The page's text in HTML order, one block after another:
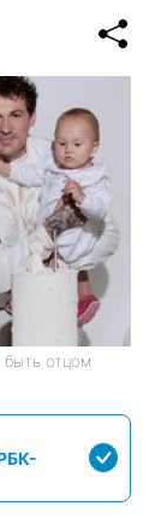
быть отцом